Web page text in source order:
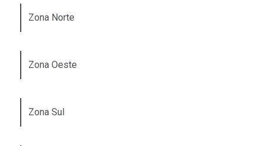
Zona Norte
Zona Oeste
Zona Sul